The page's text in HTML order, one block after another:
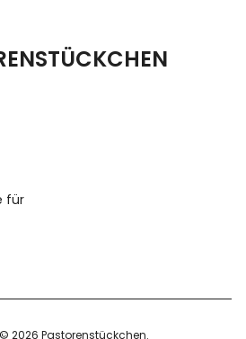
für
2026 Pastorenstückchen